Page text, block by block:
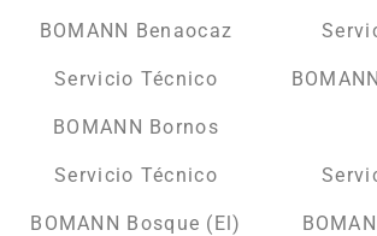
BOMANN Benaocaz
Servicio Técnico
BOMANN Bornos
Servicio Técnico
BOMANN Bosque (El)